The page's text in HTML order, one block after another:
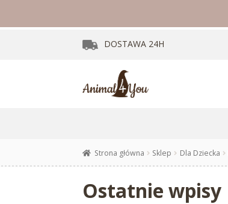
DOSTAWA 24H
Strona główna Sklep Dla Dziecka
Ostatnie wpisy